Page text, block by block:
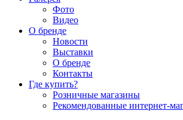
Фото
Видео
О бренде
Новости
Выставки
О бренде
Контакты
Где купить?
Розничные магазины
Рекомендованные интернет-